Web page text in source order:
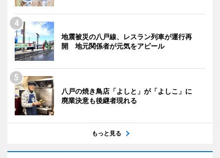
地震被災の八戸線、レスラン列車が運行再
開 地元関係者が元気をアピール
八戸の焼き鳥店「よしと」が「よしこ」に
廃業決意も後継者現れる
もっと見る